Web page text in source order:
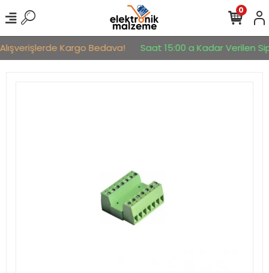
Kargo Bedava! Saat 15:00 a Kadar Verilen
0